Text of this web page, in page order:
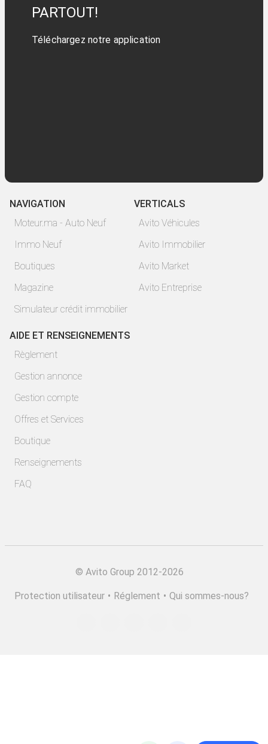
PARTOUT!
Téléchargez notre application
NAVIGATION
Moteur.ma - Auto Neuf
Immo Neuf
Boutiques
Magazine
Simulateur crédit immobilier
VERTICALS
Avito Véhicules
Avito Immobilier
Avito Market
Avito Entreprise
AIDE ET RENSEIGNEMENTS
Règlement
Gestion annonce
Gestion compte
Offres et Services
Boutique
Renseignements
FAQ
© Avito Group 2012-2026
Protection utilisateur • Réglement • Qui sommes-nous?